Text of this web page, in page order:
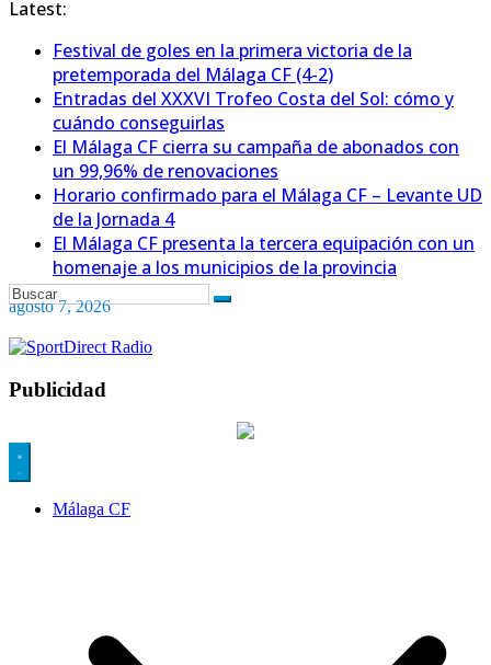
Latest:
Festival de goles en la primera victoria de la
pretemporada del Málaga CF (4-2)
Entradas del XXXVI Trofeo Costa del Sol: cómo y
cuándo conseguirlas
El Málaga CF cierra su campaña de abonados con
un 99,96% de renovaciones
Horario confirmado para el Málaga CF – Levante UD
de la Jornada 4
El Málaga CF presenta la tercera equipación con un
homenaje a los municipios de la provincia
agosto 7, 2026
Publicidad
Málaga CF